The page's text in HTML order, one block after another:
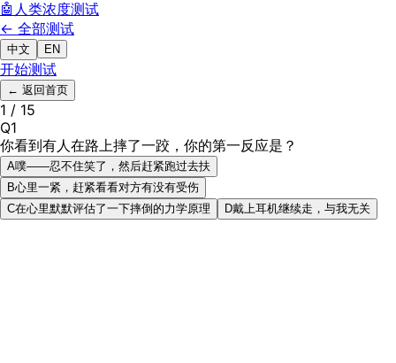
🤖 人类浓度测试
← 全部测试
中文 EN
开始测试
← 返回首页
1 / 15
Q1
你看到有人在路上摔了一跤，你的第一反应是？
A噗——忍不住笑了，然后赶紧跑过去扶
B心里一紧，赶紧看看对方有没有受伤
C在心里默默评估了一下摔倒的力学原理 D戴上耳机继续走，与我无关